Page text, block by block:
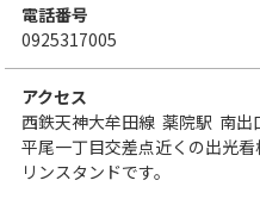
電話番号
0925317005
アクセス
西鉄天神大牟田線 薬院駅 南出
平尾一丁目交差点近くの出光
リンスタンドです。